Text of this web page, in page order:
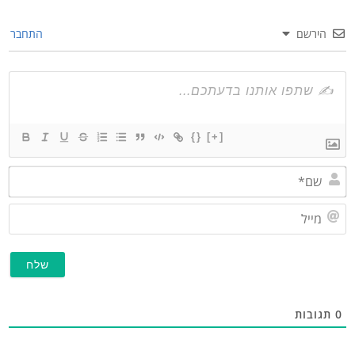
הירשם התחבר
{}
תגובות